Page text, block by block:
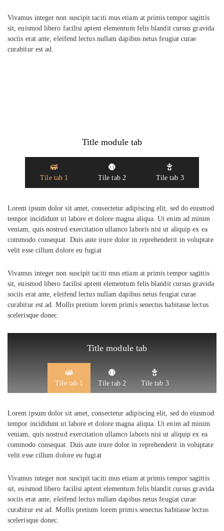
Vivamus integer non suscipit taciti mus etiam at primis tempor sagittis
sit, euismod libero facilisi aptent elementum felis blandit cursus gravida
sociis erat ante, eleifend lectus nullam dapibus netus feugiat curae
curabitur est ad.
Title module tab
Tile tab 1 Tile tab 2 Tile tab 3
Lorem ipsum dolor sit amet, consectetur adipiscing elit, sed do eiusmod
tempor incididunt ut labore et dolore magna aliqua. Ut enim ad minim
veniam, quis nostrud exercitation ullamco laboris nisi ut aliquip ex ea
commodo consequat. Duis aute irure dolor in reprehenderit in voluptate
velit esse cillum dolore eu fugiat
Vivamus integer non suscipit taciti mus etiam at primis tempor sagittis
sit, euismod libero facilisi aptent elementum felis blandit cursus gravida
sociis erat ante, eleifend lectus nullam dapibus netus feugiat curae
curabitur est ad. Mollis pretium lorem primis senectus habitasse lectus
scelerisque donec.
Title module tab
Tile tab 1 Tile tab 2 Tile tab 3
Lorem ipsum dolor sit amet, consectetur adipiscing elit, sed do eiusmod
tempor incididunt ut labore et dolore magna aliqua. Ut enim ad minim
veniam, quis nostrud exercitation ullamco laboris nisi ut aliquip ex ea
commodo consequat. Duis aute irure dolor in reprehenderit in voluptate
velit esse cillum dolore eu fugiat
Vivamus integer non suscipit taciti mus etiam at primis tempor sagittis
sit, euismod libero facilisi aptent elementum felis blandit cursus gravida
sociis erat ante, eleifend lectus nullam dapibus netus feugiat curae
curabitur est ad. Mollis pretium lorem primis senectus habitasse lectus
scelerisque donec.